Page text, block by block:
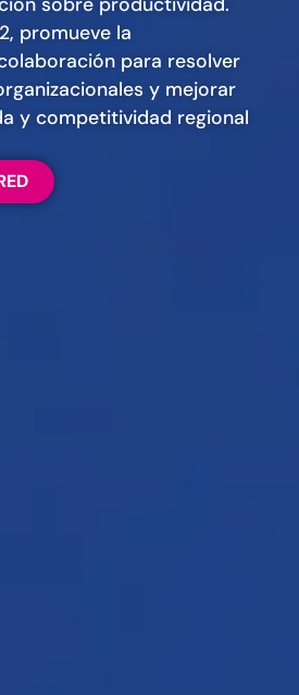
promueve la
para resolver
y mejorar
y competitividad regional